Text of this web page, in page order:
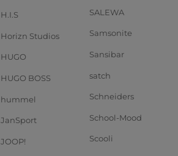
H.I.S
Horizn Studios
HUGO
HUGO BOSS
hummel
JanSport
JOOP!
SALEWA
Samsonite
Sansibar
satch
Schneiders
School-Mood
Scooli